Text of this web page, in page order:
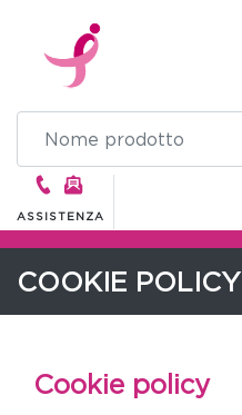
ASSISTENZA
COOKIE POLICY
Cookie policy